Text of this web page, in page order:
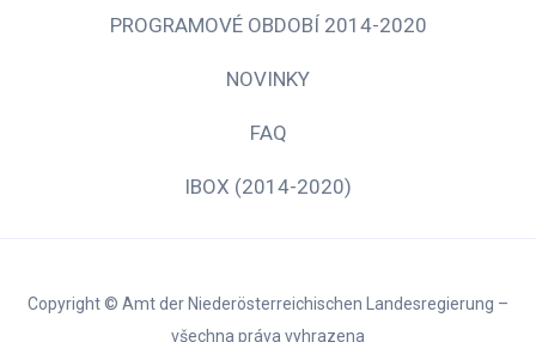
PROGRAMOVÉ OBDOBÍ 2014-2020
NOVINKY
FAQ
IBOX (2014-2020)
Copyright © Amt der Niederösterreichischen Landesregierung –
všechna práva vyhrazena